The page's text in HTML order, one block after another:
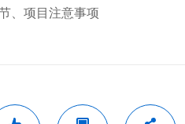
、项目注意事项